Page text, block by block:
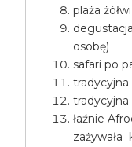
plaża
osobę)
safari po
tradycyjna
tradycyjna
łaźnie
zażywała